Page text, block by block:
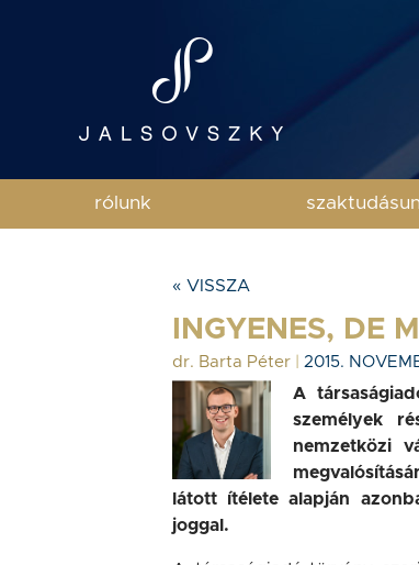
rólunk
« VISSZA
INGYENES, DE
dr. Barta Péter 2015.
A
személyek
nemzetközi
látott ítélete alapján
joggal.